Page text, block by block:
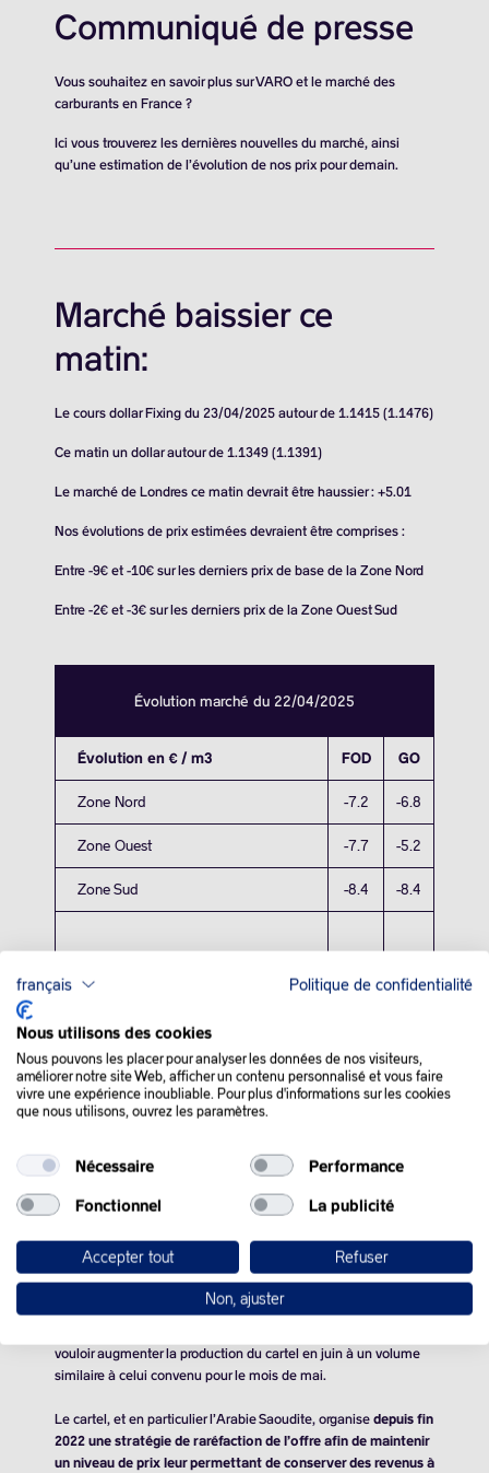
Communiqué de presse
Vous souhaitez en savoir plus sur VARO et le marché des
carburants en France ?
Ici vous trouverez les dernières nouvelles du marché, ainsi
qu’une estimation de l’évolution de nos prix pour demain.
Marché baissier ce
matin:
Le cours dollar Fixing du 23/04/2025 autour de 1.1415 (1.1476)
Ce matin un dollar autour de 1.1349 (1.1391)
Le marché de Londres ce matin devrait être haussier : +5.01
Nos évolutions de prix estimées devraient être comprises :
Entre -9€ et -10€ sur les derniers prix de base de la Zone Nord
Entre -2€ et -3€ sur les derniers prix de la Zone Ouest Sud
Évolution marché du 22/04/2025
Évolution en € / m3 FOD GO
Zone Nord -7.2 -6.8
Zone Ouest -7.7 -5.2
Zone Sud -8.4 -8.4
QUE SE PASSE-T-IL
DANS LE MONDE :
Les cours du pétrole, qui évoluaient dans le vert en début de
séance mercredi, ont finalement terminé en berne, plombés
notamment par des informations de presse selon lesquelles
davantage que prévu leur production de pétrole en juin.
Selon l’agence Reuters, qui cite des sources proches du dossier
non identifiées, des membres de l’Organisation des pays
vouloir augmenter la production du cartel en juin à un volume
similaire à celui convenu pour le mois de mai.
Le cartel, et en particulier l’Arabie Saoudite, organise depuis fin
2022 une stratégie de raréfaction de l’offre afin de maintenir
un niveau de prix leur permettant de conserver des revenus à
français Politique de confidentialité
Nous utilisons des cookies
Nous pouvons les placer pour analyser les données de nos visiteurs,
améliorer notre site Web, afficher un contenu personnalisé et vous faire
vivre une expérience inoubliable. Pour plus d'informations sur les cookies
que nous utilisons, ouvrez les paramètres.
Nécessaire Performance
Fonctionnel La publicité
Accepter tout Refuser
Non, ajuster